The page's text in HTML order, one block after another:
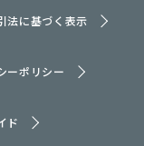
法に基づく表示
ーポリシー
ド